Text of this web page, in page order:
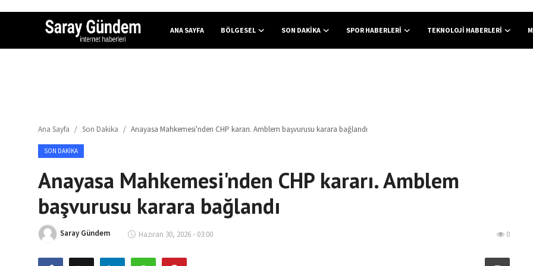
ANA SAYFA BÖLGESEL SON DAKIKA SPOR HABERLERI TEKNOLOJI HABERLERI
Son Dakika
Teknoloji Haberleri
Magazin Haberleri
Ana Sayfa Son Dakika Anayasa Mahkemesi'nden CHP kararı. Amblem başvurusu karara bağlandı
SON DAKIKA
Anayasa Mahkemesi'nden CHP kararı. Amblem
başvurusu karara bağlandı
Saray Gündem Haziran 30, 2026 - 03:00 0